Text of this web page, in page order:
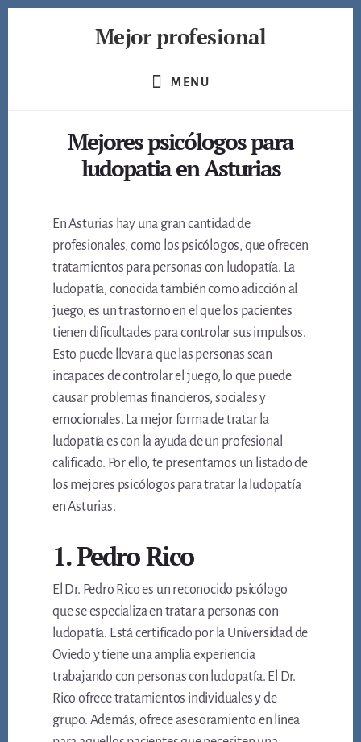
Mejor profesional
profesionales
MENU
Mejores psicólogos para
ludopatia en Asturias
En Asturias hay una gran cantidad de
profesionales, como los psicólogos, que ofrecen
tratamientos para personas con ludopatía. La
ludopatía, conocida también como adicción al
juego, es un trastorno en el que los pacientes
tienen dificultades para controlar sus impulsos.
Esto puede llevar a que las personas sean
incapaces de controlar el juego, lo que puede
causar problemas financieros, sociales y
emocionales. La mejor forma de tratar la
ludopatía es con la ayuda de un profesional
calificado. Por ello, te presentamos un listado de
los mejores psicólogos para tratar la ludopatía
en Asturias.
1. Pedro Rico
El Dr. Pedro Rico es un reconocido psicólogo
que se especializa en tratar a personas con
ludopatía. Está certificado por la Universidad de
Oviedo y tiene una amplia experiencia
trabajando con personas con ludopatía. El Dr.
Rico ofrece tratamientos individuales y de
grupo. Además, ofrece asesoramiento en línea